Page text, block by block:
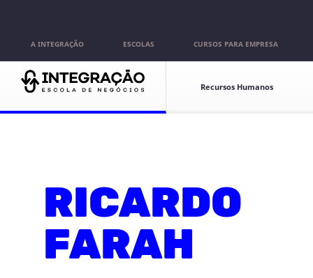
A INTEGRAÇÃO ESCOLAS CURSOS PARA EMPRESA
Escolas
Recursos Humanos
RICARDO
FARAH